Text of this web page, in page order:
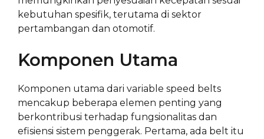
kebutuhan spesifik, terutama di sektor
pertambangan dan otomotif.
Komponen Utama
Komponen utama dari variable speed belts
mencakup beberapa elemen penting yang
berkontribusi terhadap fungsionalitas dan
efisiensi sistem penggerak. Pertama, ada belt itu